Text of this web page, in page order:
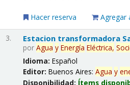
Hacer reserva Agregar
3. Estacion transformadora
porAgua y Energía Eléctrica,
Idioma:Español
Editor:Buenos Aires:Agua y
Disponibilidad: Ítems